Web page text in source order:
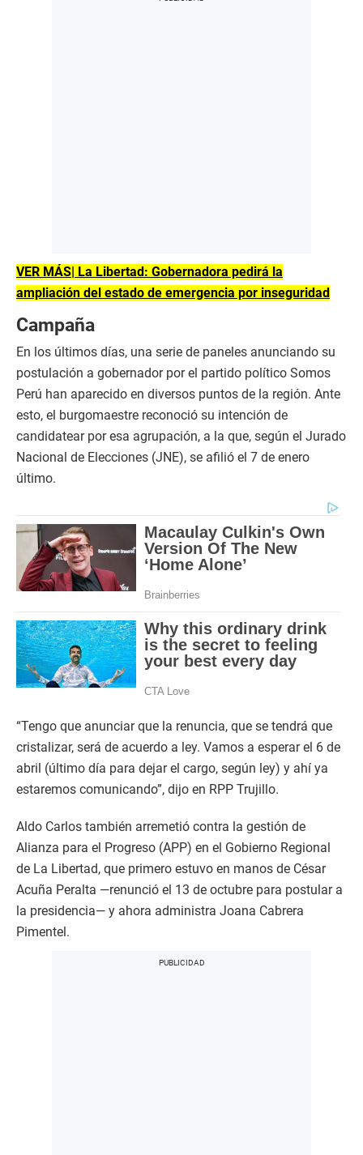
VER MÁS| La Libertad: Gobernadora pedirá la
ampliación del estado de emergencia por inseguridad
Campaña
En los últimos días, una serie de paneles anunciando su
postulación a gobernador por el partido político Somos
Perú han aparecido en diversos puntos de la región. Ante
esto, el burgomaestre reconoció su intención de
candidatear por esa agrupación, a la que, según el Jurado
Nacional de Elecciones (JNE), se afilió el 7 de enero
último.
“Tengo que anunciar que la renuncia, que se tendrá que
cristalizar, será de acuerdo a ley. Vamos a esperar el 6 de
abril (último día para dejar el cargo, según ley) y ahí ya
estaremos comunicando”, dijo en RPP Trujillo.
Aldo Carlos también arremetió contra la gestión de
Alianza para el Progreso (APP) en el Gobierno Regional
de La Libertad, que primero estuvo en manos de César
Acuña Peralta —renunció el 13 de octubre para postular a
la presidencia— y ahora administra Joana Cabrera
Pimentel.